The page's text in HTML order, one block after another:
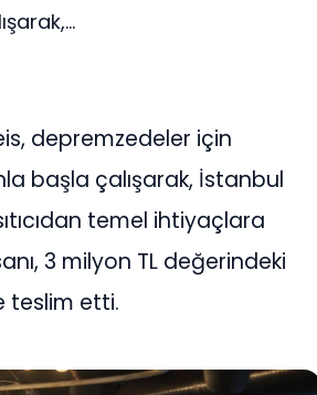
depremzedeler için
başla çalışarak, İstanbul
temel ihtiyaçlara
3 milyon TL değerindeki
teslim etti.